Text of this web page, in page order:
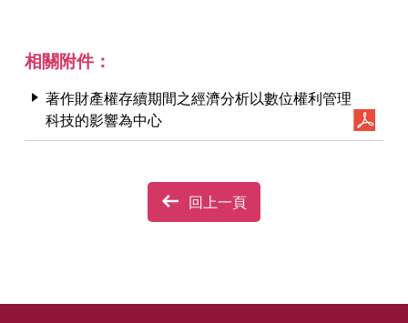
相關附件：
著作財產權存續期間之經濟分析以數位權利管理
科技的影響為中心
回上一頁